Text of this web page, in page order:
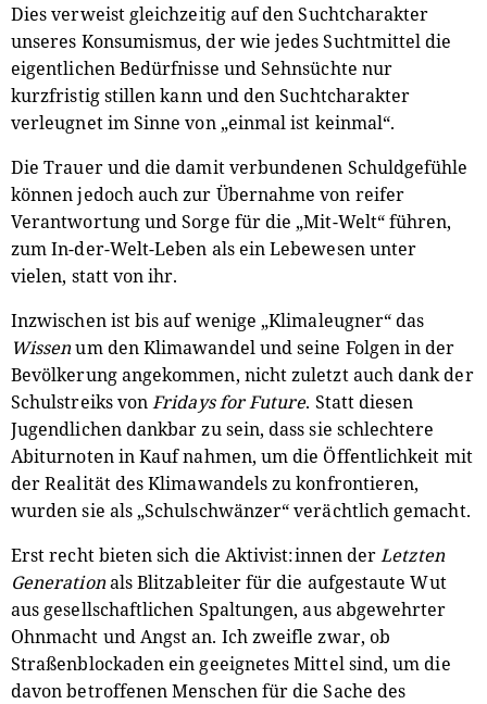
Dies verweist gleichzeitig auf den Suchtcharakter
unseres Konsumismus, der wie jedes Suchtmittel die
eigentlichen Bedürfnisse und Sehnsüchte nur
kurzfristig stillen kann und den Suchtcharakter
verleugnet im Sinne von „einmal ist keinmal“.
Die Trauer und die damit verbundenen Schuldgefühle
können jedoch auch zur Übernahme von reifer
Verantwortung und Sorge für die „Mit-Welt“ führen,
zum In-der-Welt-Leben als ein Lebewesen unter
vielen, statt von ihr.
Inzwischen ist bis auf wenige „Klimaleugner“ das
Wissenum den Klimawandel und seine Folgen in der
Bevölkerung angekommen, nicht zuletzt auch dank der
Schulstreiks vonFridays for Future. Statt diesen
Jugendlichen dankbar zu sein, dass sie schlechtere
Abiturnoten in Kauf nahmen, um die Öffentlichkeit mit
der Realität des Klimawandels zu konfrontieren,
wurden sie als „Schulschwänzer“ verächtlich gemacht.
Erst recht bieten sich die Aktivist:innen derLetzten
Generationals Blitzableiter für die aufgestaute Wut
aus gesellschaftlichen Spaltungen, aus abgewehrter
Ohnmacht und Angst an. Ich zweifle zwar, ob
Straßenblockaden ein geeignetes Mittel sind, um die
davon betroffenen Menschen für die Sache des